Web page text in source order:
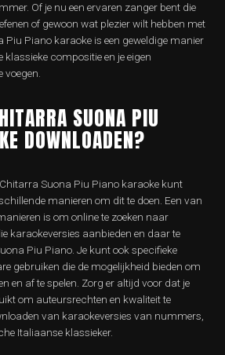
Of je nu een ervaren zanger bent die
of gewoon wat plezier wilt hebben met
Piu Piano karaoke is een geweldige manier
klassieke compositie en je eigen
voegen.
SUONA PIU
DOWNLOADEN?
Suona Piu Piano karaoke kunt
manieren om dit te doen. Een van
is om online te zoeken naar
karaokeversies aanbieden en daar te
Piu Piano. Je kunt ook specifieke
gebruiken die de mogelijkheid bieden om
en af te spelen. Zorg er altijd voor dat je
om auteursrechten en kwaliteit te
van karaokeversies van nummers,
Italiaanse klassieker.